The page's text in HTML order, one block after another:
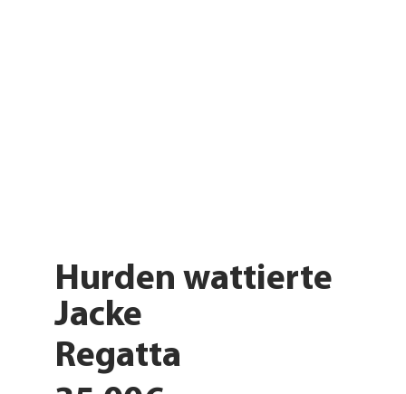
Hurden wattierte
Jacke
Regatta